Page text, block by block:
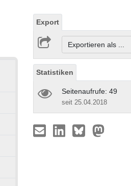
Export
Exportieren als ...
Statistiken
Seitenaufrufe: 49
seit 25.04.2018